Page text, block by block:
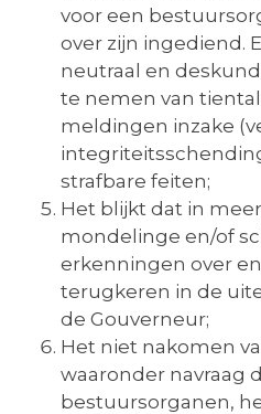
voor een
over zijn ingediend.
neutraal en
te nemen van
meldingen inzake
strafbare feiten;
Het blijkt dat in
mondelinge en/of
erkenningen over
terugkeren in de
de Gouverneur;
Het niet nakomen
waaronder navraag
bestuursorganen,